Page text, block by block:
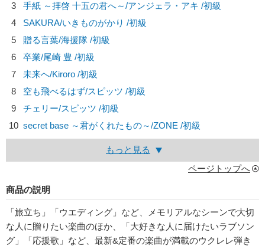
3
手紙 ～拝啓 十五の君へ～/アンジェラ・アキ /初級
4
SAKURA/いきものがかり /初級
5
贈る言葉/海援隊 /初級
6
卒業/尾崎 豊 /初級
7
未来へ/Kiroro /初級
8
空も飛べるはず/スピッツ /初級
9
チェリー/スピッツ /初級
10 secret base ～君がくれたもの～/ZONE /初級
もっと見る
ページトップへ
商品の説明
「旅立ち」「ウエディング」など、メモリアルなシーンで大切
な人に贈りたい楽曲のほか、「大好きな人に届けたいラブソン
グ」「応援歌」など、最新&定番の楽曲が満載のウクレレ弾き